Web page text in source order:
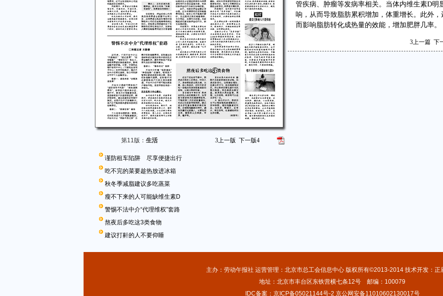
第11版： 生活 3上一版 下一版4
谨防租车陷阱 尽享便捷出行
吃不完的菜要趁热放进冰箱
秋冬季减脂建议多吃蒸菜
瘦不下来的人可能缺维生素D
警惕不法中介“代理维权”套路
熬夜后多吃这3类食物
建议打鼾的人不要仰睡
管疾病、肿瘤等发病率相关。当体内维生素D明
响，从而导致脂肪累积增加，体重增长。此外
而影响脂肪转化成热量的效能，增加肥胖几率。
3上一篇 下
主办：劳动午报社 运营管理：北京市总工会信息中心 版权所有©2013-2014 技术开发：正
地址：北京市丰台区东铁营横七条12号 邮编：100079
IDC备案：京ICP备05021144号-2 京公网安备11010602130017号